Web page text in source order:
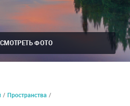
ФОТО
/ Пространства /